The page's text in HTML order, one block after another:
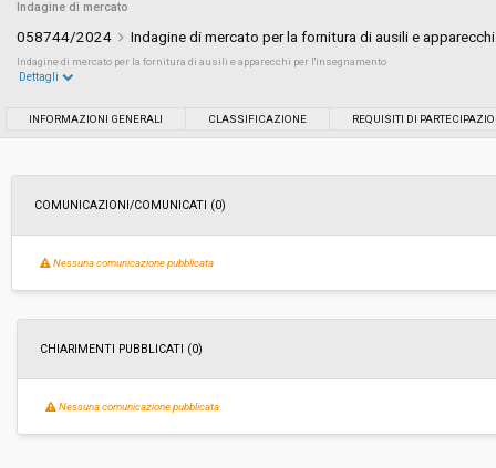
Indagine di mercato
058744/2024 Indagine di mercato per la fornitura di ausili e
Indagine di mercato per la fornitura di ausili e apparecchi per l''insegnamento
Svolgimento:
Importo a base di gara soggetto a
ribasso:
Dettagli
INFORMAZIONI GENERALI CLASSIFICAZIONE REQUISITI DI
COMUNICAZIONI/COMUNICATI (0)
Nessuna comunicazione pubblicata
CHIARIMENTI PUBBLICATI (0)
Nessuna comunicazione pubblicata